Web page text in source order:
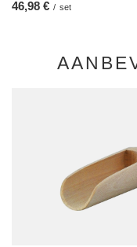
46,98 € / set